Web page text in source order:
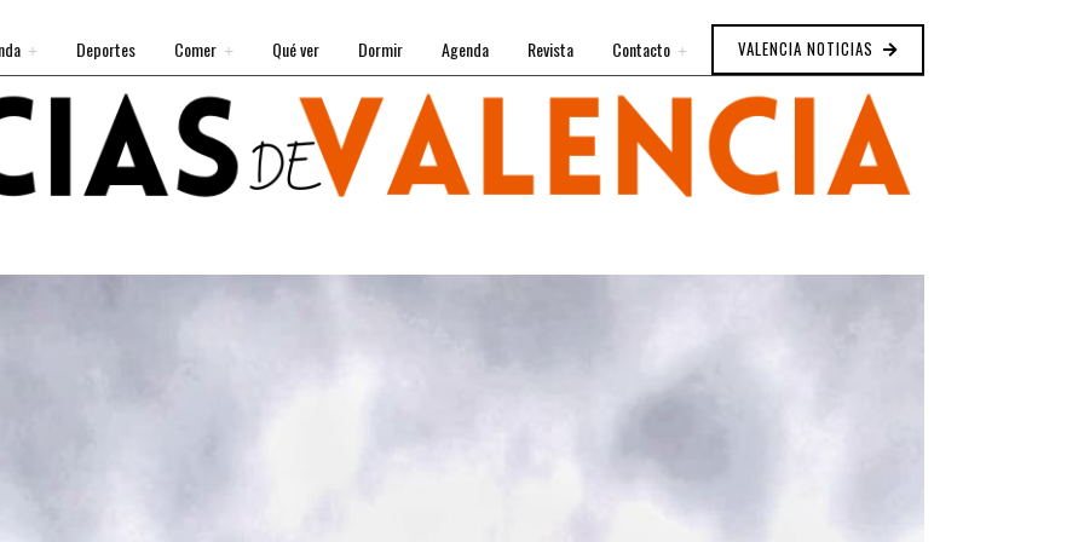
Deportes Comer Qué ver Dormir Agenda Revista Contacto VALENCIA NOTICIAS